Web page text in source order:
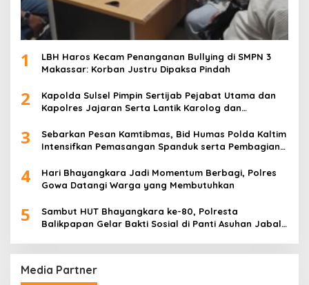
1
LBH Haros Kecam Penanganan Bullying di SMPN 3
Makassar: Korban Justru Dipaksa Pindah
2
Kapolda Sulsel Pimpin Sertijab Pejabat Utama dan
Kapolres Jajaran Serta Lantik Karolog dan
3
Sebarkan Pesan Kamtibmas, Bid Humas Polda Kaltim
Intensifkan Pemasangan Spanduk serta Pembagian
4
Hari Bhayangkara Jadi Momentum Berbagi, Polres
Gowa Datangi Warga yang Membutuhkan
5
Sambut HUT Bhayangkara ke-80, Polresta
Balikpapan Gelar Bakti Sosial di Panti Asuhan Jabal
Media Partner